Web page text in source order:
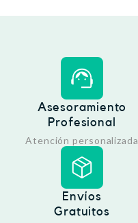
Asesoramiento
Profesional
Atención personalizada
Envíos
Gratuitos